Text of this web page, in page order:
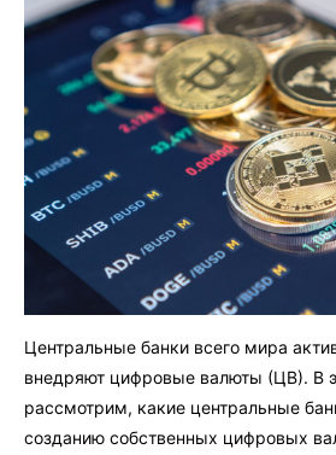
Центральные банки всего мира
внедряют цифровые валюты (ЦВ). В
рассмотрим, какие центральные
созданию собственных цифровых